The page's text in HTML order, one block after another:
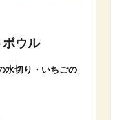
ウル
切り・いちごの